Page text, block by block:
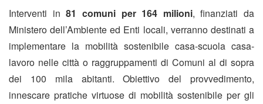
Interventi in81 comuni per 164 milioni, finanziati da
Ministero dell’Ambiente ed Enti locali, verranno destinati a
implementare la mobilità sostenibile casa-scuola casa-
lavoro nelle città o raggruppamenti di Comuni al di sopra
dei 100 mila abitanti. Obiettivo del provvedimento,
innescare pratiche virtuose di mobilità sostenibile per gli